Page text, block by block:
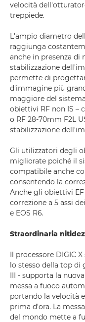
velocità
treppiede.
L'ampio diametro
raggiunga
anche in presenza di
stabilizzazione
permette di
d'immagine più
maggiore del
obiettivi RF non IS –
o RF 28-70mm F2L
stabilizzazione
Gli utilizzatori degli
migliorate poiché il
compatibile anche
consentendo la
Anche gli obiettivi
correzione a 5 assi
e EOS R6.
Straordinaria
Il processore DIGIC
lo stesso della top di
III - supporta la
messa a fuoco
portando la velocità
prima d’ora. La
del mondo mette a